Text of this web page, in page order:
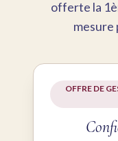
offerte la
mesure
OFFRE DE